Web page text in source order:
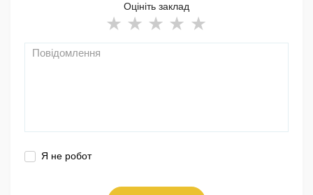
Оцініть заклад
Я не робот